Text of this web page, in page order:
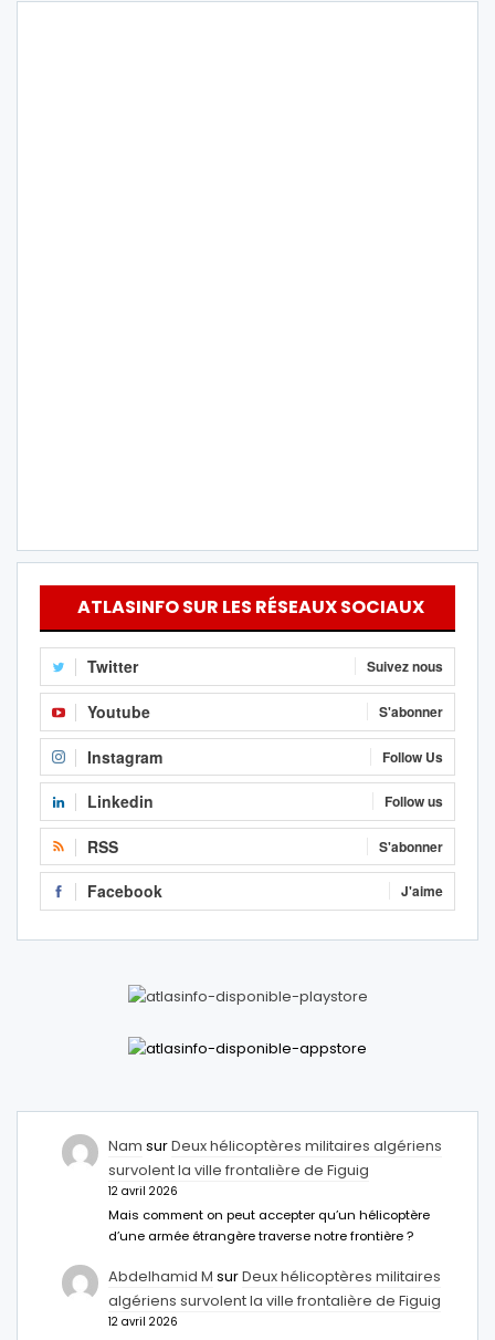
ATLASINFO SUR LES RÉSEAUX SOCIAUX
Twitter Suivez nous
Youtube S'abonner
Instagram Follow Us
Linkedin Follow us
RSS S'abonner
Facebook J'aime
Nam surDeux hélicoptères militaires algériens
survolent la ville frontalière de Figuig
12 avril 2026
Mais comment on peut accepter qu’un hélicoptère
d’une armée étrangère traverse notre frontière ?
Abdelhamid M surDeux hélicoptères militaires
algériens survolent la ville frontalière de Figuig
12 avril 2026